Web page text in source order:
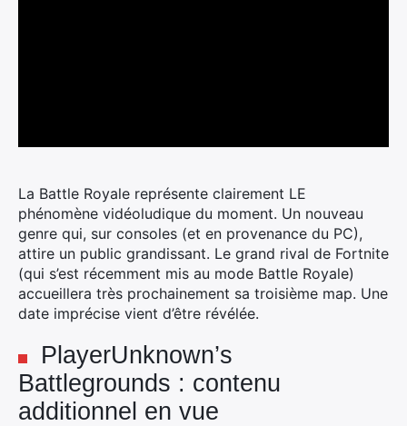
La Battle Royale représente clairement LE
phénomène vidéoludique du moment. Un nouveau
genre qui, sur consoles (et en provenance du PC),
attire un public grandissant. Le grand rival de Fortnite
(qui s’est récemment mis au mode Battle Royale)
accueillera très prochainement sa troisième map. Une
date imprécise vient d’être révélée.
PlayerUnknown’s
Battlegrounds : contenu
additionnel en vue